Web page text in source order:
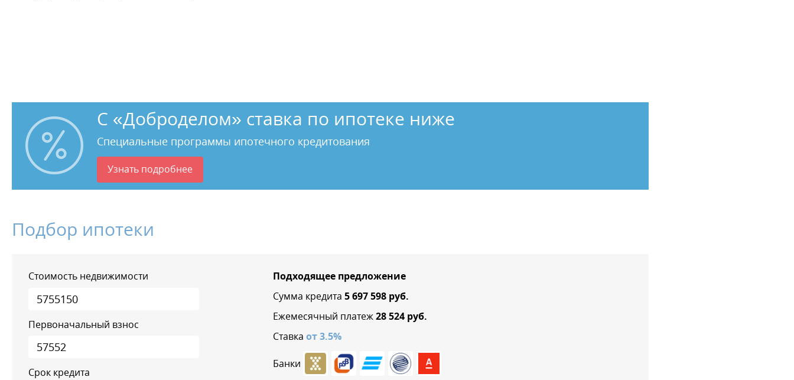
С «Доброделом» ставка по ипотеке ниже
Специальные программы ипотечного кредитования
Узнать подробнее
Подбор ипотеки
Стоимость недвижимости
Первоначальный взнос
Срок кредита
Подходящее предложение
Сумма кредита 5 697 598 руб.
Ежемесячный платеж 28 524 руб.
Ставка от3.5%
Банки